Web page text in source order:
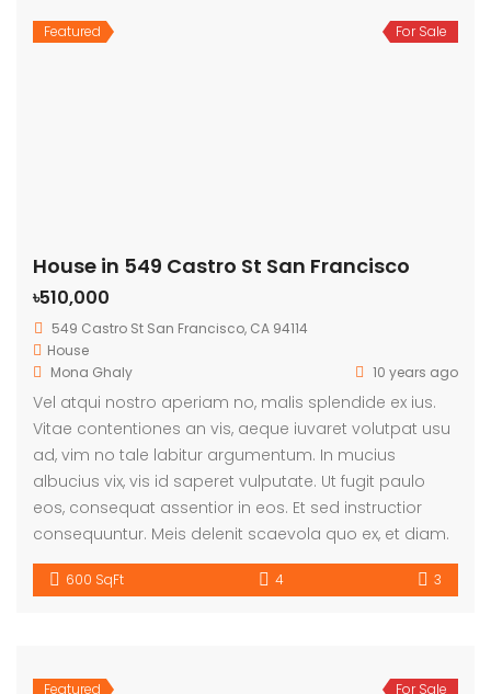
Featured For Sale
House in 549 Castro St San Francisco
৳510,000
549 Castro St San Francisco, CA 94114
House
Mona Ghaly
10 years ago
Vel atqui nostro aperiam no, malis splendide ex ius.
Vitae contentiones an vis, aeque iuvaret volutpat usu
ad, vim no tale labitur argumentum. In mucius
albucius vix, vis id saperet vulputate. Ut fugit paulo
eos, consequat assentior in eos. Et sed instructior
consequuntur. Meis delenit scaevola quo ex, et diam.
600 SqFt 4 3
Featured For Sale